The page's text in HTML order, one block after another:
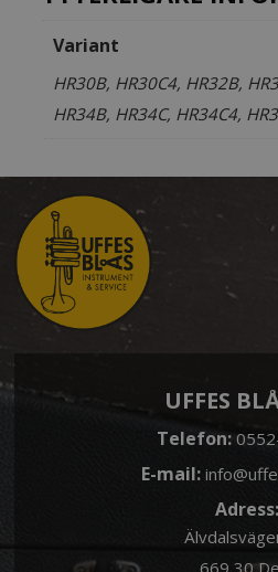
Variant
HR30B, HR30C4, HR32B,
HR34B, HR34C, HR34C4,
UFFES
Telefon:
E-mail:
Adress: